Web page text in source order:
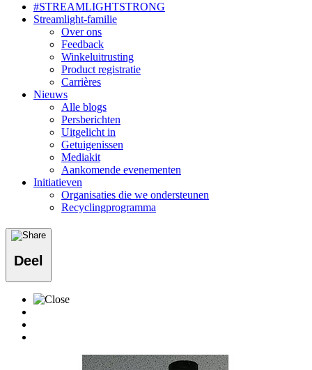
#STREAMLIGHTSTRONG
Streamlight-familie
Over ons
Feedback
Winkeluitrusting
Product registratie
Carrières
Nieuws
Alle blogs
Persberichten
Uitgelicht in
Getuigenissen
Mediakit
Aankomende evenementen
Initiatieven
Organisaties die we ondersteunen
Recyclingprogramma
Deel